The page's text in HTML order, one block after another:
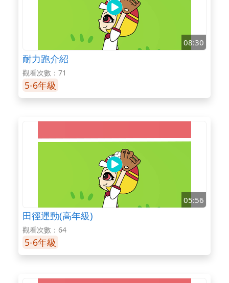
08:30
耐力跑介紹
觀看次數：71
5-6年級
05:56
田徑運動(高年級)
觀看次數：64
5-6年級